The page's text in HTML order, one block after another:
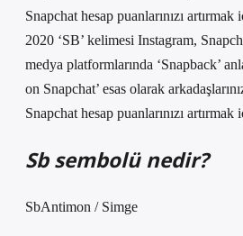
Snapchat hesap puanlarınızı
2020 ‘SB’ kelimesi Instagram,
medya platformlarında ‘Snapback’
on Snapchat’ esas olarak
Snapchat hesap puanlarınızı artırmak
Sb sembolü nedir?
SbAntimon / Simge